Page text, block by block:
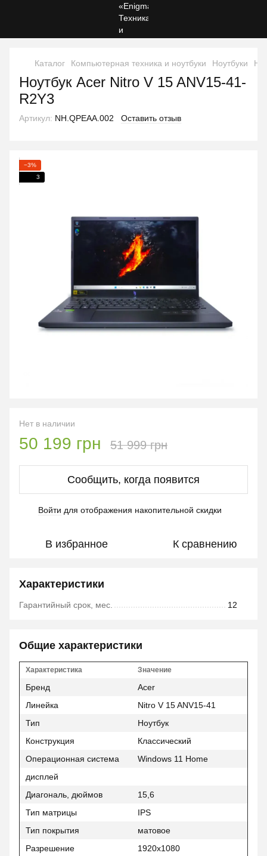
Каталог Компьютерная техника и ноутбуки Ноутбуки
Ноутбук Acer Nitro V 15 ANV15-41-
R2Y3
Артикул: NH.QPEAA.002 Оставить отзыв
−3%
3
Нет в наличии
50 199 грн 51 999 грн
Сообщить, когда появится
Войти для отображения накопительной скидки
В избранное К сравнению
Характеристики
Гарантийный срок, мес. 12
Общие характеристики
Характеристика Значение
Бренд
Acer
Линейка
Nitro V 15 ANV15-41
Тип
Ноутбук
Конструкция
Классический
Операционная система
Windows 11 Home
дисплей
Диагональ, дюймов
15,6
Тип матрицы
IPS
Тип покрытия
матовое
Разрешение
1920x1080